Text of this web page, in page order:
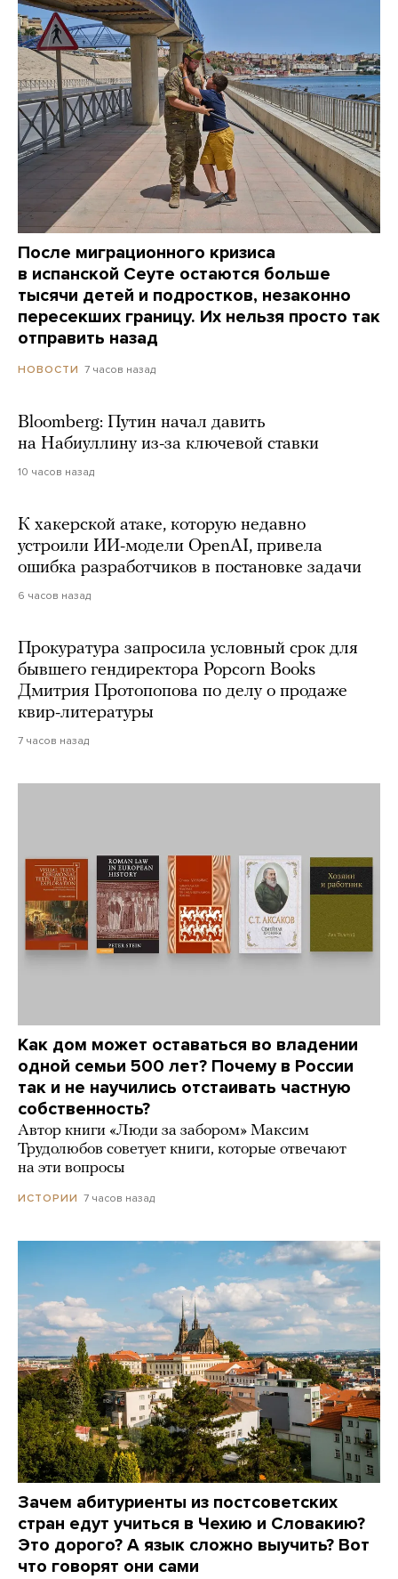
После миграционного кризиса
в испанской Сеуте остаются больше
тысячи детей и подростков, незаконно
пересекших границу. Их нельзя просто так
отправить назад
НОВОСТИ 7 часов назад
Bloomberg: Путин начал давить
на Набиуллину из-за ключевой ставки
10 часов назад
К хакерской атаке, которую недавно
устроили ИИ-модели OpenAI, привела
ошибка разработчиков в постановке задачи
6 часов назад
Прокуратура запросила условный срок для
бывшего гендиректора Popcorn Books
Дмитрия Протопопова по делу о продаже
квир-литературы
7 часов назад
Как дом может оставаться во владении
одной семьи 500 лет? Почему в России
так и не научились отстаивать частную
собственность?
Автор книги «Люди за забором» Максим
Трудолюбов советует книги, которые отвечают
на эти вопросы
ИСТОРИИ 7 часов назад
Зачем абитуриенты из постсоветских
стран едут учиться в Чехию и Словакию?
Это дорого? А язык сложно выучить? Вот
что говорят они сами